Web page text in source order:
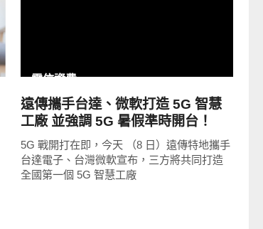
電信資費
遠傳攜手台達、微軟打造 5G 智慧
工廠 並強調 5G 暑假準時開台！
5G 戰開打在即，今天 （8 日）遠傳特地攜手
台達電子、台灣微軟宣布，三方將共同打造
全國第一個 5G 智慧工廠